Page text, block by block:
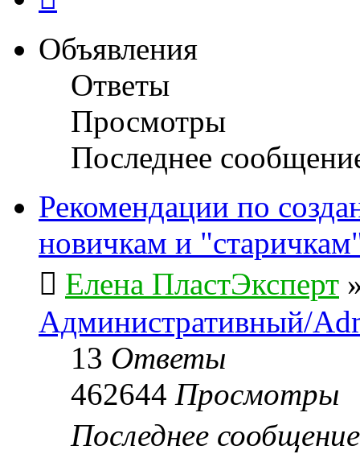
Объявления
Ответы
Просмотры
Последнее
Рекомендации по
новичкам и
Елена ПластЭксперт
Административный/
13 Ответы
462644 Просмотры
Последнее